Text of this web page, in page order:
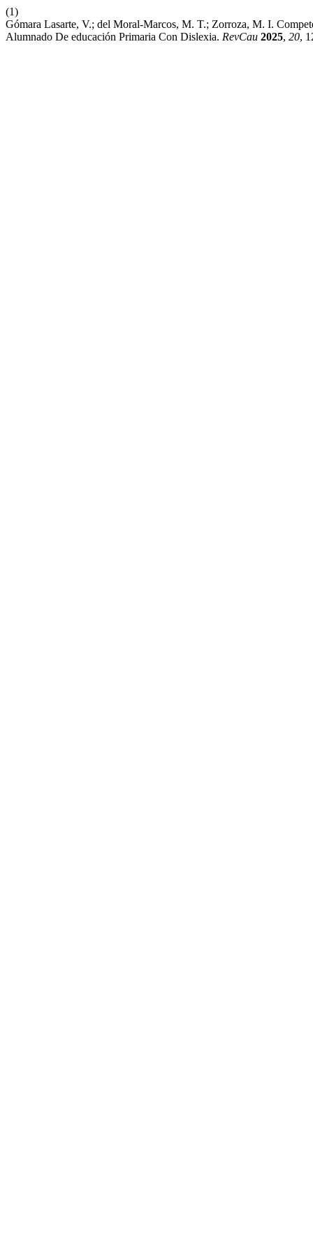
(1)
Gómara Lasarte, V.; del Moral-Marcos, M. T.; Zorroza, M. I.
Alumnado De educación Primaria Con Dislexia. RevCau 2025, 20,